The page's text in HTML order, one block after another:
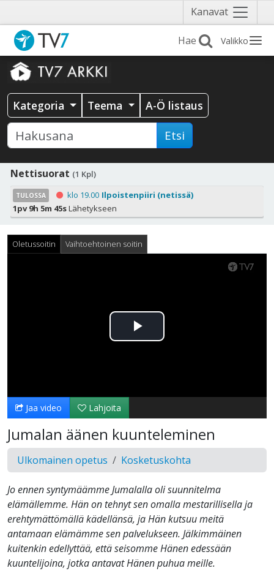
Kanavat Näytä
valikko
Valikko
Kategoria Teema A-Ö listaus
Etsi
Nettisuorat (1 Kpl)
TULOSSA klo 19.00 Ilpoistenpiiri (netissä)
1pv 9h 5m 44sLähetykseen
Oletussoitin Vaihtoehtoinen soitin
Toista
Jaa video Lahjoita
Jumalan äänen kuunteleminen
Ulkomainen opetus Kosketuskohta
Jo ennen syntymäämme Jumalalla oli suunnitelma
elämällemme. Hän on tehnyt sen omalla mestarillisella ja
erehtymättömällä kädellänsä, ja Hän kutsuu meitä
antamaan elämämme sen palvelukseen. Jälkimmäinen
kuitenkin edellyttää, että seisomme Hänen edessään
kuuntelijoina, jotka antavat Hänen puhua meille.